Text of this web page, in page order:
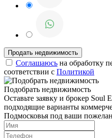
Соглашаюсь на обработку
соответствии с Политикой
Подобрать недвижимость
Оставьте заявку и брокер Soul
подходящие варианты
Подмосковья под ваши